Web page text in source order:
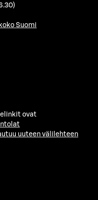
Suomi
ovat
uuteen välilehteen